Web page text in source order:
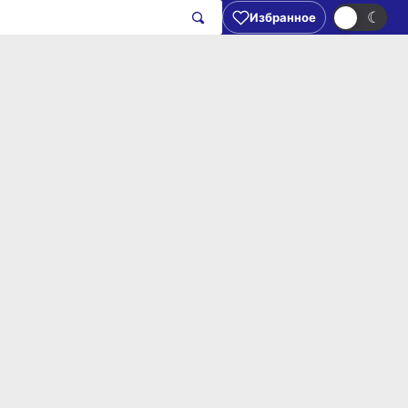
Избранное ☀ ☾